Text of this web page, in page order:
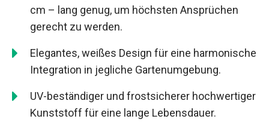
cm – lang genug, um höchsten Ansprüchen
gerecht zu werden.
Elegantes, weißes Design für eine harmonische
Integration in jegliche Gartenumgebung.
UV-beständiger und frostsicherer hochwertiger
Kunststoff für eine lange Lebensdauer.